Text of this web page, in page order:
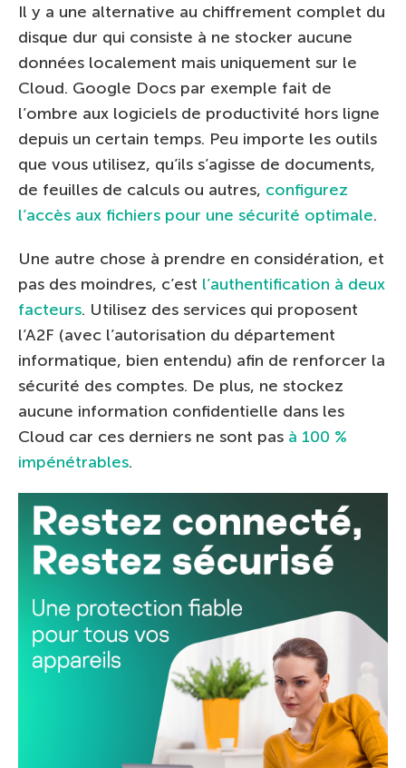
Il y a une alternative au chiffrement complet du
disque dur qui consiste à ne stocker aucune
données localement mais uniquement sur le
Cloud. Google Docs par exemple fait de
l’ombre aux logiciels de productivité hors ligne
depuis un certain temps. Peu importe les outils
que vous utilisez, qu’ils s’agisse de documents,
de feuilles de calculs ou autres, configurez
l’accès aux fichiers pour une sécurité optimale.
Une autre chose à prendre en considération, et
pas des moindres, c’est l’authentification à deux
facteurs. Utilisez des services qui proposent
l’A2F (avec l’autorisation du département
informatique, bien entendu) afin de renforcer la
sécurité des comptes. De plus, ne stockez
aucune information confidentielle dans les
Cloud car ces derniers ne sont pas à 100 %
impénétrables.